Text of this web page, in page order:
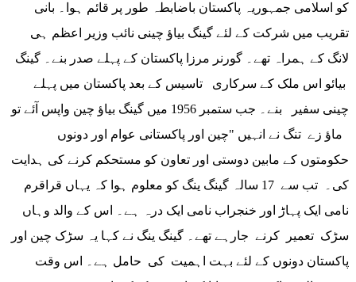
کو اسلامی جمہوریہ پاکستان باضابطہ طور پر قائم ہوا۔ بانی
تقریب میں شرکت کے لئے گینگ بیاؤ چینی نائب وزیر اعظم ہی
لانگ کے ہمراہ تھے۔ گورنر مرزا پاکستان کے پہلے صدر بنے۔ گینگ
بیائو اس ملک کے سرکاری تاسیس کے بعد پاکستان میں پہلے
چینی سفیر بنے۔ جب ستمبر 1956 میں گینگ بیاؤ چین واپس آئے تو
ماؤ زے تنگ نے انہیں "چین اور پاکستانی عوام اور دونوں
حکومتوں کے مابین دوستی اور تعاون کو مستحکم کرنے کی ہدایت
کی۔ تب سے 17 سالہ گینگ ینگ کو معلوم ہوا کہ یہاں قراقرم
نامی ایک پہاڑ اور خنجراب نامی ایک درہ ہے۔ اس کے والد وہاں
سڑک تعمیر کرنے جارہے تھے۔ گینگ ینگ نے کہا یہ سڑک چین اور
پاکستان دونوں کے لئے بہت اہمیت کی حامل ہے۔ اس وقت